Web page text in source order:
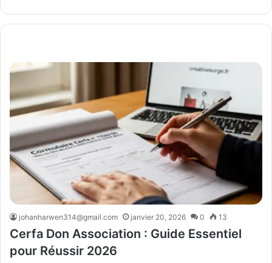
johanharwen314@gmail.com janvier 20, 2026 0 13
Cerfa Don Association : Guide Essentiel
pour Réussir 2026